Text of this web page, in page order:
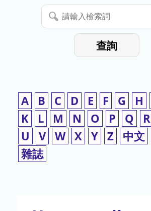
停
請
輸
查詢
A B C D E F G H
K
L M N O P Q R
U
V W X Y Z 中文
雜誌